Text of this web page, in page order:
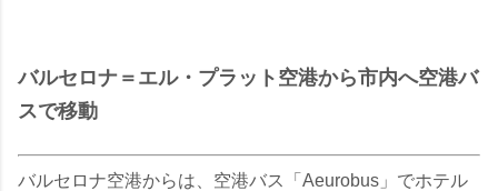
バルセロナ＝エル・プラット空港から市内へ空港バ
スで移動
バルセロナ空港からは、空港バス「Aeurobus」でホテル